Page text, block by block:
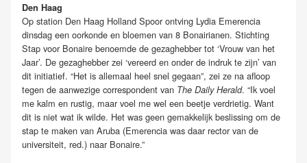
Den Haag
Op station Den Haag Holland Spoor ontving Lydia Emerencia
dinsdag een oorkonde en bloemen van 8 Bonairianen. Stichting
Stap voor Bonaire benoemde de gezaghebber tot ‘Vrouw van het
Jaar’. De gezaghebber zei ‘vereerd en onder de indruk te zijn’ van
dit initiatief. “Het is allemaal heel snel gegaan”, zei ze na afloop
tegen de aanwezige correspondent van The Daily Herald. “Ik voel
me kalm en rustig, maar voel me wel een beetje verdrietig. Want
dit is niet wat ik wilde. Het was geen gemakkelijk beslissing om de
stap te maken van Aruba (Emerencia was daar rector van de
universiteit, red.) naar Bonaire.”